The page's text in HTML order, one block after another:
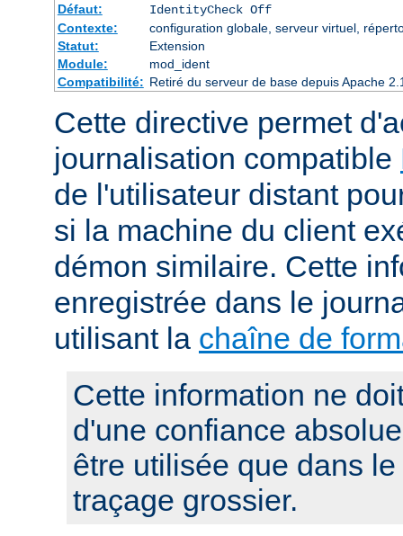
Défaut:
IdentityCheck Off
Contexte:
configuration globale, serveur virtuel,
Statut:
Extension
Module:
mod_ident
Compatibilité: Retiré du serveur de base depuis Apache
Cette directive permet
journalisation compatible
de l'utilisateur distant
si la machine du client
démon similaire. Cette
enregistrée dans le
utilisant la chaîne de
Cette information ne
d'une confiance
être utilisée que dans
traçage grossier.